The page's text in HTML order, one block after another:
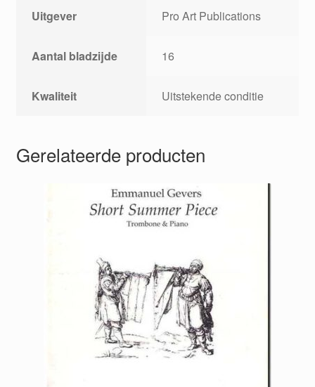
Uitgever Pro Art Publications
Aantal bladzijde 16
Kwaliteit Uitstekende conditie
Gerelateerde producten